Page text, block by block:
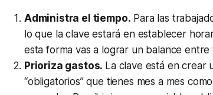
Administra el tiempo. Para las
lo que la clave estará en establecer
esta forma vas a lograr un balance
Prioriza gastos. La clave está en crear
“obligatorios” que tienes mes a mes